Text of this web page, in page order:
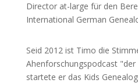
Director at-large für den
International German
Seid 2012 ist Timo die
Ahenforschungspodcast
startete er das Kids